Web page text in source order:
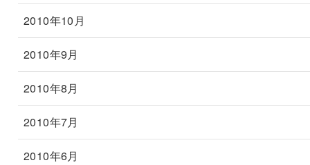
2010年10月
2010年9月
2010年8月
2010年7月
2010年6月